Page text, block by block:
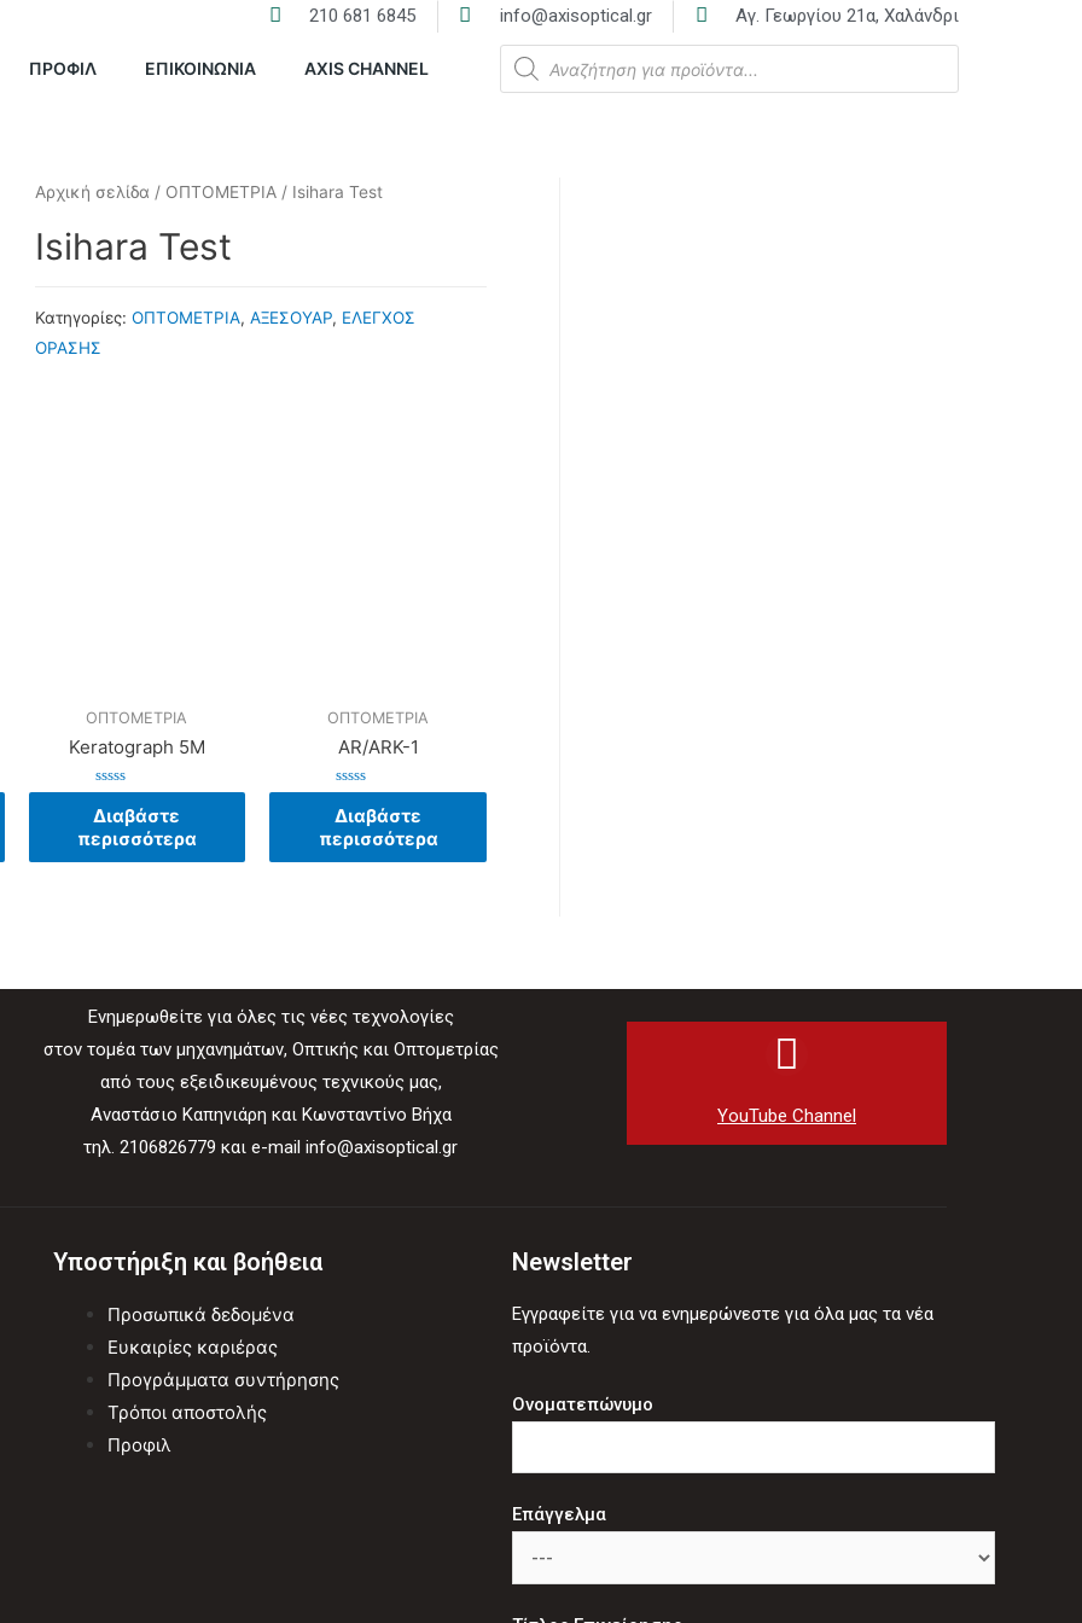
210 681 6845 info@axisoptical.gr Αγ. Γεωργίου 21α, Χαλάνδρι
ΠΡΟΦΙΛ ΕΠΙΚΟΙΝΩΝΙΑ AXIS CHANNEL
Αρχική σελίδα / ΟΠΤΟΜΕΤΡΙΑ / Isihara Test
Isihara Test
Κατηγορίες:ΟΠΤΟΜΕΤΡΙΑ,ΑΞΕΣΟΥΑΡ, ΕΛΕΓΧΟΣ
ΟΡΑΣΗΣ
ΟΠΤΟΜΕΤΡΙΑ
Keratograph 5M
με
0
από
Διαβάστε
περισσότερα
ΟΠΤΟΜΕΤΡΙΑ
AR/ARK-1
με
0
από
Διαβάστε
περισσότερα
Ενημερωθείτε για όλες τις νέες τεχνολογίες
στον τομέα των μηχανημάτων, Οπτικής και Οπτομετρίας
από τους εξειδικευμένους τεχνικούς μας,
Αναστάσιο Καπηνιάρη και Κωνσταντίνο Βήχα
τηλ. 2106826779 και e-mail info@axisoptical.gr
YouTube Channel
Υποστήριξη και βοήθεια
Προσωπικά δεδομένα
Ευκαιρίες καριέρας
Προγράμματα συντήρησης
Τρόποι αποστολής
Προφιλ
Newsletter
Εγγραφείτε για να ενημερώνεστε για όλα μας τα νέα
προϊόντα.
Ονοματεπώνυμο
Επάγγελμα